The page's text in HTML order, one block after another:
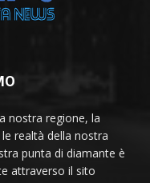
nostra regione, la
realtà della nostra
punta di diamante è
attraverso il sito